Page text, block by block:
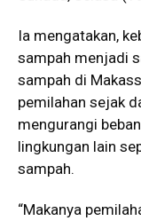
Ia mengatakan,
sampah menjadi
sampah di
pemilahan sejak
mengurangi
lingkungan lain
sampah.
“Makanya